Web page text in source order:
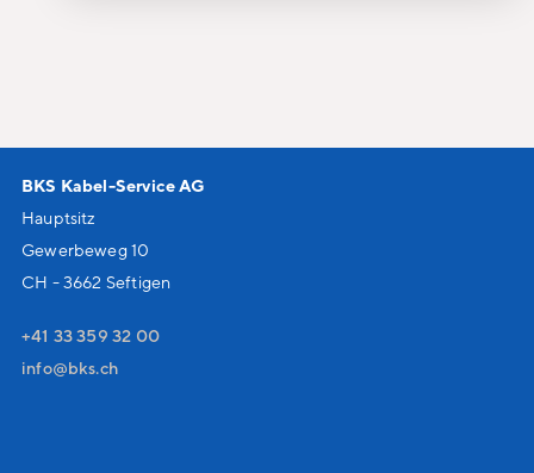
BKS Kabel-Service AG
Hauptsitz
Gewerbeweg 10
CH - 3662 Seftigen
+41 33 359 32 00
nf
bks ch